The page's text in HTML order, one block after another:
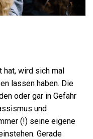
hat, wird sich mal
lassen haben. Die
oder gar in Gefahr
und
(!) seine eigene
Gerade